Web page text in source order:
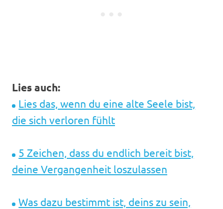
Lies auch:
Lies das, wenn du eine alte Seele bist,
die sich verloren fühlt
5 Zeichen, dass du endlich bereit bist,
deine Vergangenheit loszulassen
Was dazu bestimmt ist, deins zu sein,